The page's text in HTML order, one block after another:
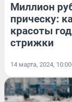
Миллион
прическу:
красоты
стрижки
14 марта, 2024, 10:00